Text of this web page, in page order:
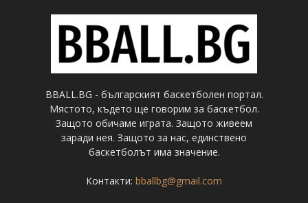
BBALL.BG - българският баскетболен портал.
Мястото, където ще говорим за баскетбол.
Защото обичаме играта. Защото живеем
заради нея. Защото за нас, единствено
баскетболът има значение.
Контакти: bballbg@gmail.com